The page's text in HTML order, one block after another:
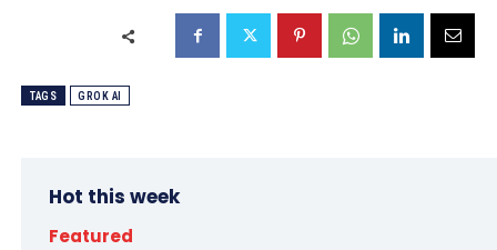
TAGS GROK AI
Hot this week
Featured